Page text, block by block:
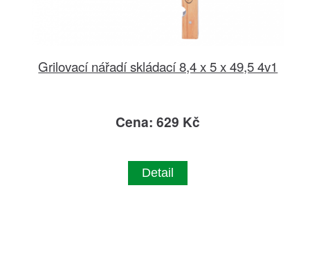
Grilovací nářadí skládací 8,4 x 5 x 49,5 4v1
Cena: 629 Kč
Detail